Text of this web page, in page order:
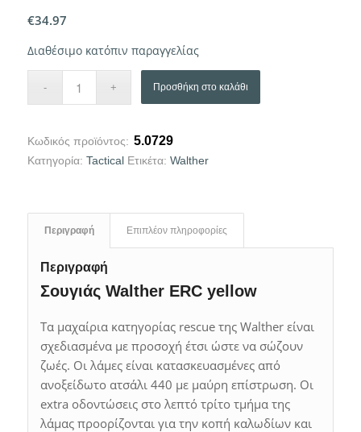
€34.97
Διαθέσιμο κατόπιν παραγγελίας
Προσθήκη στο καλάθι
Κωδικός προϊόντος: 5.0729
Κατηγορία: Tactical Ετικέτα: Walther
Περιγραφή Επιπλέον πληροφορίες
Περιγραφή
Σουγιάς Walther ERC yellow
Τα μαχαίρια κατηγορίας rescue της Walther είναι
σχεδιασμένα με προσοχή έτσι ώστε να σώζουν
ζωές. Οι λάμες είναι κατασκευασμένες από
ανοξείδωτο ατσάλι 440 με μαύρη επίστρωση. Οι
extra οδοντώσεις στο λεπτό τρίτο τμήμα της
λάμας προορίζονται για την κοπή καλωδίων και